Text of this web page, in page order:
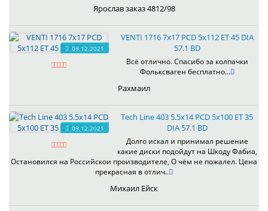
Ярослав заказ 4812/98
09.12.2021
VENTI 1716 7x17 PCD 5x112 ET 45 DIA
57.1 BD
Всё отлично. Спасибо за колпачки
Фольксваген бесплатно...
Рахмаил
09.12.2021
Tech Line 403 5.5x14 PCD 5x100 ET 35
DIA 57.1 BD
Долго искал и принимал решение
какие диски подойдут на Шкоду Фабиа,
Остановился на Российскои производителе, О чём не пожалел. Цена
прекрасная в отлич..
Михаил Ейск